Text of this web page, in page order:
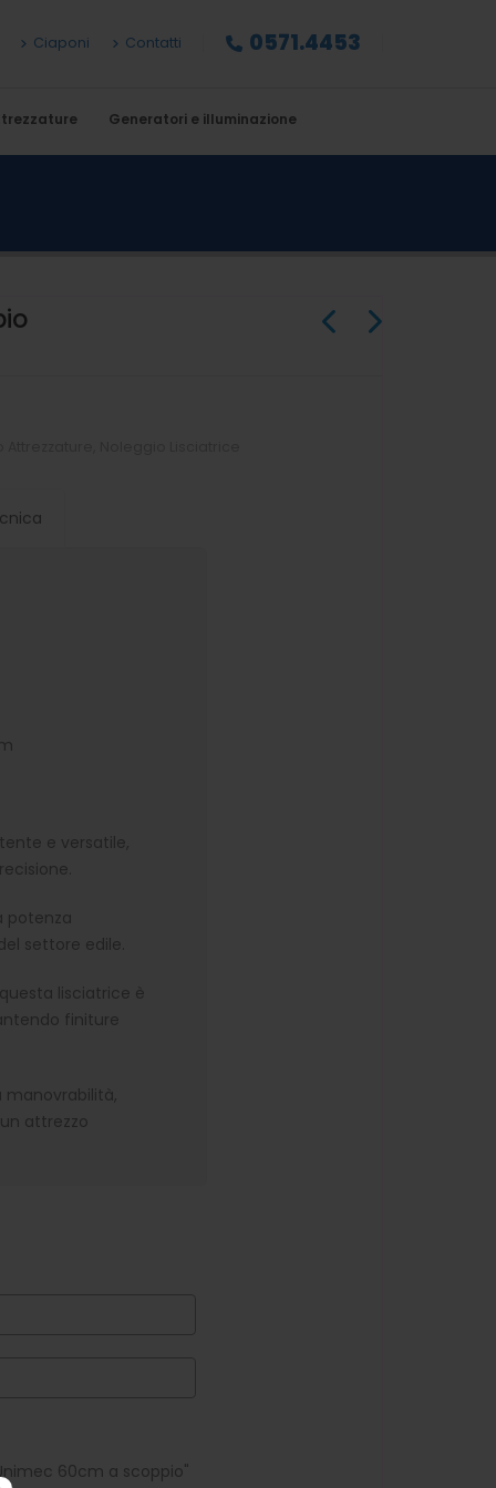
Ciaponi Contatti 0571.4453
Generatori e illuminazione
e versatile,
potenza
settore edile.
lisciatrice è
finiture
attrezzo
60cm a scoppio"